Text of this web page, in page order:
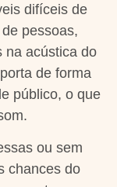
difíceis de
pessoas,
na acústica do
de forma
público, o que
ou sem
chances do